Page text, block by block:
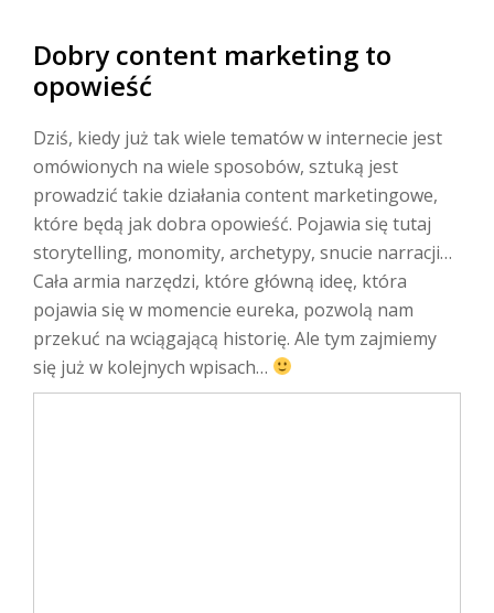
Dobry content marketing to
opowieść
Dziś, kiedy już tak wiele tematów w internecie jest
omówionych na wiele sposobów, sztuką jest
prowadzić takie działania content marketingowe,
które będą jak dobra opowieść. Pojawia się tutaj
storytelling, monomity, archetypy, snucie narracji…
Cała armia narzędzi, które główną ideę, która
pojawia się w momencie eureka, pozwolą nam
przekuć na wciągającą historię. Ale tym zajmiemy
się już w kolejnych wpisach…